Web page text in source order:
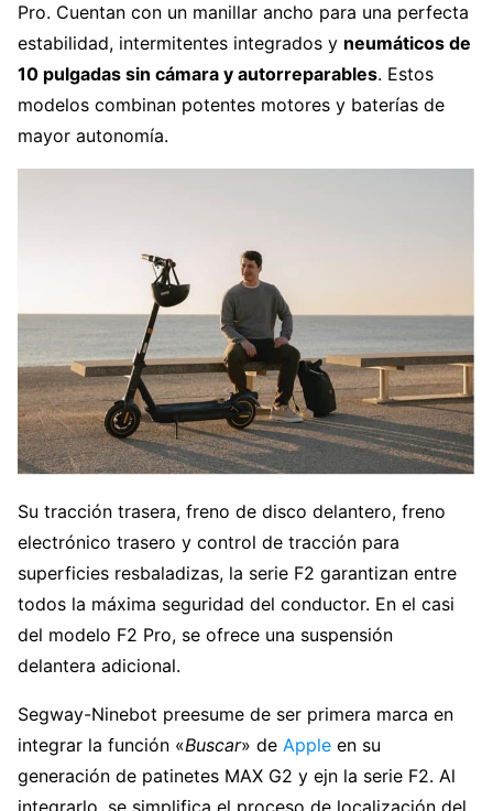
Pro. Cuentan con un manillar ancho para una perfecta
estabilidad, intermitentes integrados y neumáticos de
10 pulgadas sin cámara y autorreparables. Estos
modelos combinan potentes motores y baterías de
mayor autonomía.
Su tracción trasera, freno de disco delantero, freno
electrónico trasero y control de tracción para
superficies resbaladizas, la serie F2 garantizan entre
todos la máxima seguridad del conductor. En el casi
del modelo F2 Pro, se ofrece una suspensión
delantera adicional.
Segway-Ninebot preesume de ser primera marca en
integrar la función «Buscar» de Apple en su
generación de patinetes MAX G2 y ejn la serie F2. Al
integrarlo, se simplifica el proceso de localización del